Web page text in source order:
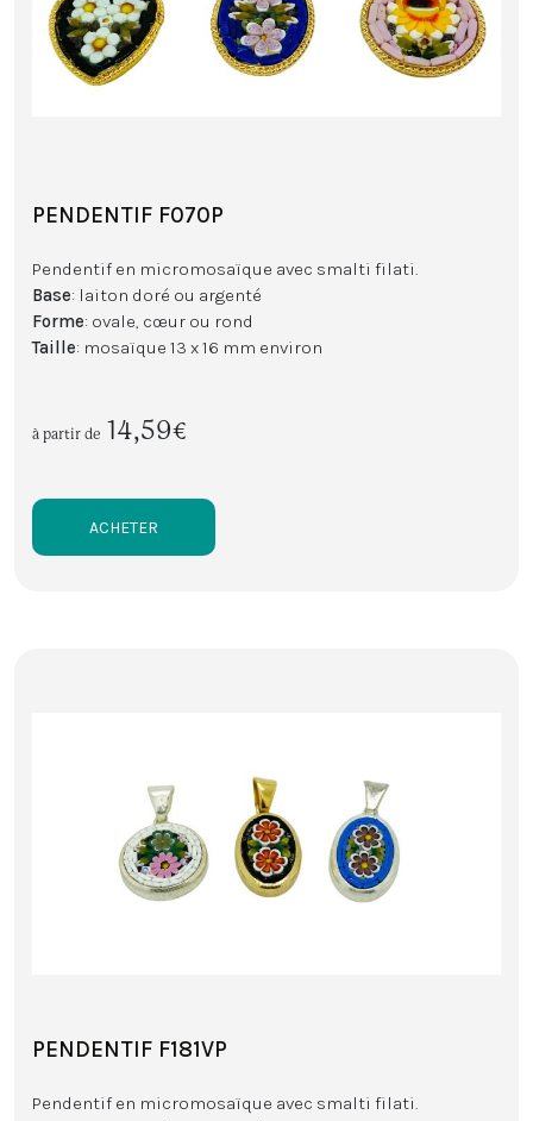
PENDENTIF F070P
Pendentif en micromosaïque avec smalti filati.
Base: laiton doré ou argenté
Forme: ovale, cœur ou rond
Taille: mosaïque 13 x 16 mm environ
à partir de 14,59€
ACHETER
PENDENTIF F181VP
Pendentif en micromosaïque avec smalti filati.